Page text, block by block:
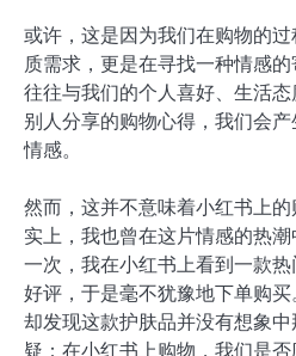
或许，这是因为我们在购物的
质需求，更是在寻找一种情感
往往与我们的个人喜好、生活
别人分享的购物心得，我们会
情感。
然而，这并不意味着小红书上
实上，我也曾在这片情感的热
一次，我在小红书上看到一款
好评，于是毫不犹豫地下单购
却发现这款护肤品并没有想象
疑：在小红书上购物，我们是